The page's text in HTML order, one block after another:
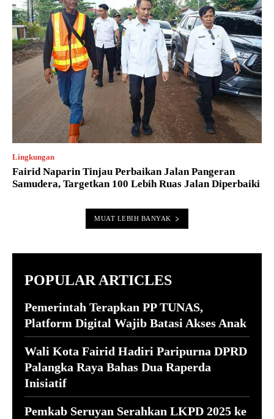
Lingkungan
Fairid Naparin Tinjau Perbaikan Jalan Pangeran
Samudera, Targetkan 100 Lebih Ruas Jalan Diperbaiki
MUAT LEBIH BANYAK
POPULAR ARTICLES
Pemerintah Terapkan PP TUNAS,
Platform Digital Wajib Batasi Akses Anak
Wali Kota Fairid Hadiri Paripurna DPRD
Palangka Raya Bahas Dua Raperda
Inisiatif
Pemkab Seruyan Serahkan LKPD 2025 ke